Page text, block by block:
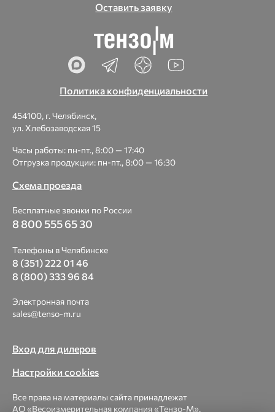
Оставить заявку
Политика конфиденциальности
454100, г. Челябинск,
ул. Хлебозаводская 15
Часы работы: пн-пт., 8:00 — 17:40
Отгрузка продукции: пн-пт., 8:00 — 16:30
Схема проезда
Бесплатные звонки по России
8 800 555 65 30
Телефоны в Челябинске
8 (351) 222 01 46
8 (800) 333 96 84
Электронная почта
sales@tenso-m.ru
Вход для дилеров
Настройки cookies
Все права на материалы сайта принадлежат
АО «Весоизмерительная компания «Тензо-М».